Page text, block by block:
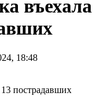
въехала
18:48